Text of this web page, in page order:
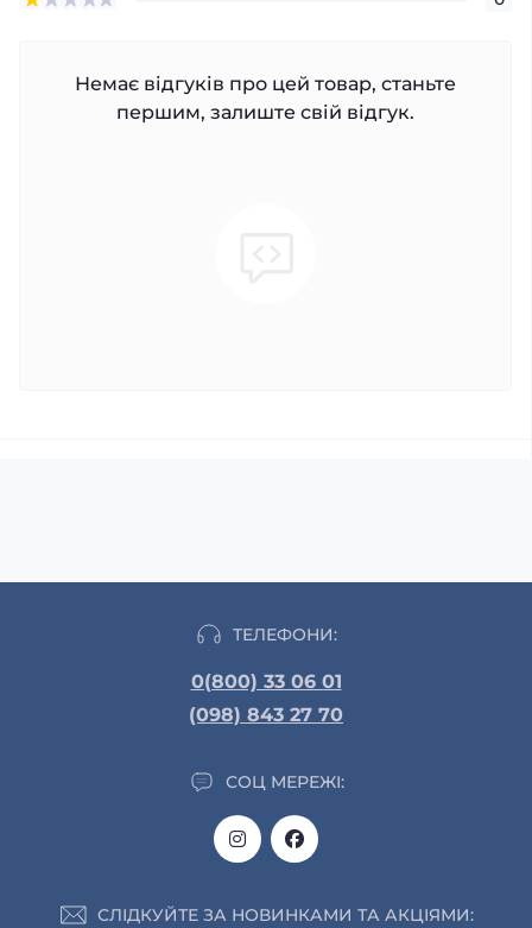
Немає відгуків про цей товар, станьте
першим, залиште свій відгук.
ТЕЛЕФОНИ:
0(800) 33 06 01
(098) 843 27 70
СОЦ МЕРЕЖІ:
СЛІДКУЙТЕ ЗА НОВИНКАМИ ТА АКЦІЯМИ: